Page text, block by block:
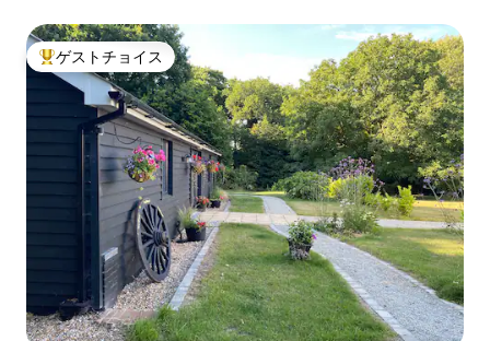
大好評のゲストチョイスです。
ゲストチョイス